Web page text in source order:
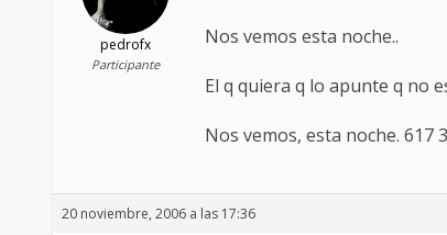
pedrofx
Participante
Nos vemos esta noche..
El q quiera q lo apunte q no
Nos vemos, esta noche. 617
20 noviembre, 2006 a las 17:36